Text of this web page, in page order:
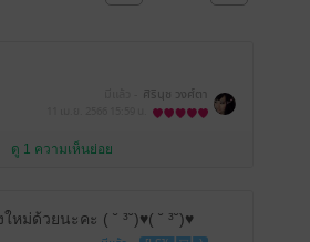
ศิรินุช วงศ์ตา
ดู 1 ความเห็นย่อย
หม่ด้วยนะคะ ( ˘ ³˘)♥( ˘ ³˘)♥